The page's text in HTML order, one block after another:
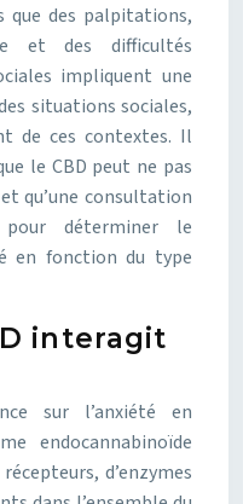
que des palpitations,
et des difficultés
impliquent une
situations sociales,
de ces contextes. Il
le CBD peut ne pas
qu’une consultation
déterminer le
en fonction du type
interagit
sur l’anxiété en
endocannabinoïde
d’enzymes